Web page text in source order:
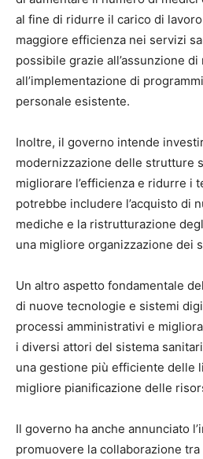
al fine di ridurre il carico di
maggiore efficienza nei servizi
possibile grazie all’assunzione
all’implementazione di
personale esistente.
Inoltre, il governo intende
modernizzazione delle strutture
migliorare l’efficienza e ridurre i
potrebbe includere l’acquisto di
mediche e la ristrutturazione
una migliore organizzazione dei
Un altro aspetto fondamentale
di nuove tecnologie e sistemi
processi amministrativi e
i diversi attori del sistema
una gestione più efficiente delle
migliore pianificazione delle
Il governo ha anche annunciato
promuovere la collaborazione